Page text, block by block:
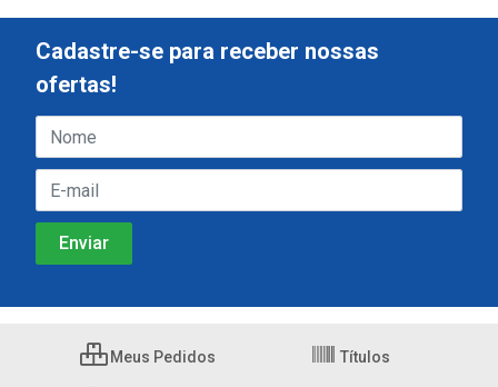
Cadastre-se para receber nossas
ofertas!
Meus Pedidos Títulos